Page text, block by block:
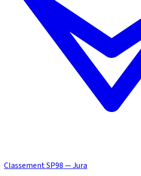
Classement SP98 — Jura